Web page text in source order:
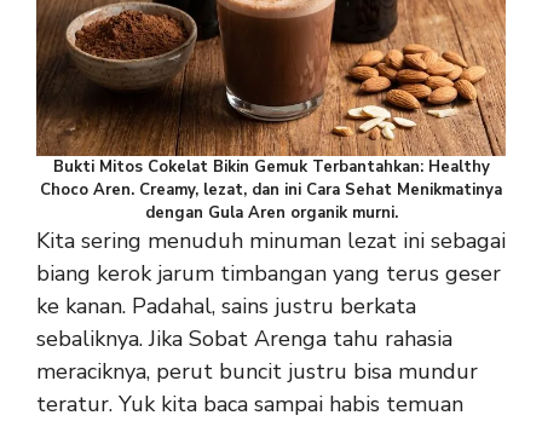
Bukti Mitos Cokelat Bikin Gemuk Terbantahkan: Healthy
Choco Aren. Creamy, lezat, dan ini Cara Sehat Menikmatinya
dengan Gula Aren organik murni.
Kita sering menuduh minuman lezat ini sebagai
biang kerok jarum timbangan yang terus geser
ke kanan. Padahal, sains justru berkata
sebaliknya. Jika Sobat Arenga tahu rahasia
meraciknya, perut buncit justru bisa mundur
teratur. Yuk kita baca sampai habis temuan